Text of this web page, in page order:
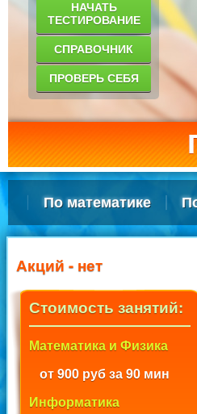
НАЧАТЬ
ТЕСТИРОВАНИЕ
СПРАВОЧНИК
ПРОВЕРЬ СЕБЯ
По математике
Акций - нет
Стоимость занятий:
Математика и Физика
от 900 руб за 90 мин
Информатика